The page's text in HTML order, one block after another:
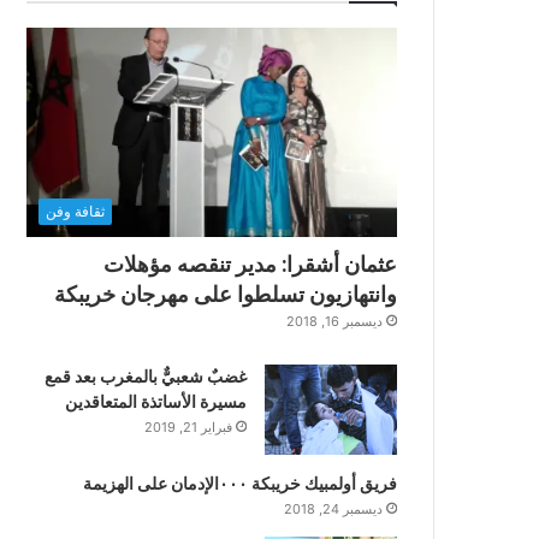
ثقافة وفن
عثمان أشقرا: مدير تنقصه مؤهلات
وانتهازيون تسلطوا على مهرجان خريبكة
ديسمبر 16, 2018
غضبٌ شعبيٌّ بالمغرب بعد قمع
مسيرة الأساتذة المتعاقدين
فبراير 21, 2019
فريق أولمبيك خريبكة ٠٠٠الإدمان على الهزيمة
ديسمبر 24, 2018